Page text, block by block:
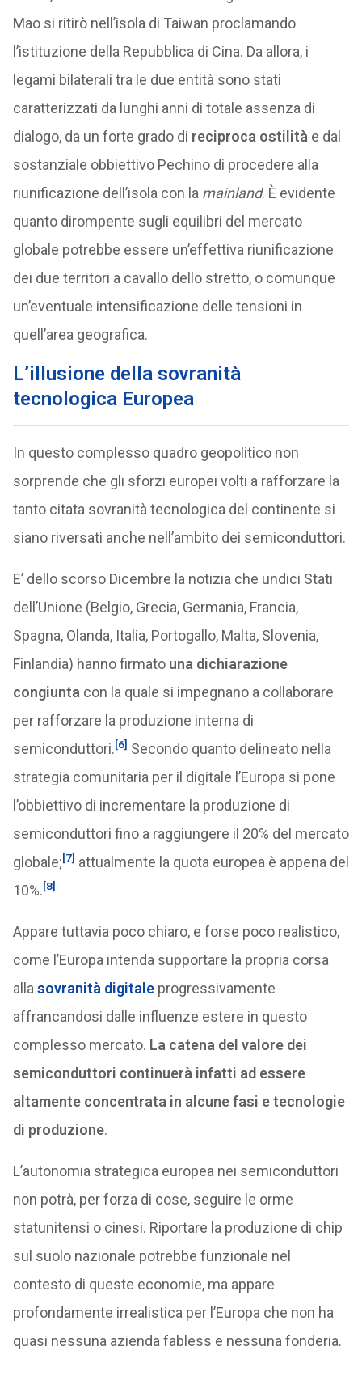
Mao si ritirò nell’isola di Taiwan proclamando
l’istituzione della Repubblica di Cina. Da allora, i
legami bilaterali tra le due entità sono stati
caratterizzati da lunghi anni di totale assenza di
dialogo, da un forte grado di reciproca ostilità e dal
sostanziale obbiettivo Pechino di procedere alla
riunificazione dell’isola con la mainland. È evidente
quanto dirompente sugli equilibri del mercato
globale potrebbe essere un’effettiva riunificazione
dei due territori a cavallo dello stretto, o comunque
un’eventuale intensificazione delle tensioni in
quell’area geografica.
L’illusione della sovranità
tecnologica Europea
In questo complesso quadro geopolitico non
sorprende che gli sforzi europei volti a rafforzare la
tanto citata sovranità tecnologica del continente si
siano riversati anche nell’ambito dei semiconduttori.
E’ dello scorso Dicembre la notizia che undici Stati
dell’Unione (Belgio, Grecia, Germania, Francia,
Spagna, Olanda, Italia, Portogallo, Malta, Slovenia,
Finlandia) hanno firmato una dichiarazione
congiunta con la quale si impegnano a collaborare
per rafforzare la produzione interna di
semiconduttori.[6] Secondo quanto delineato nella
strategia comunitaria per il digitale l’Europa si pone
l’obbiettivo di incrementare la produzione di
semiconduttori fino a raggiungere il 20% del mercato
globale;[7] attualmente la quota europea è appena del
10%.[8]
Appare tuttavia poco chiaro, e forse poco realistico,
come l’Europa intenda supportare la propria corsa
alla sovranità digitaleprogressivamente
affrancandosi dalle influenze estere in questo
complesso mercato. La catena del valore dei
semiconduttori continuerà infatti ad essere
altamente concentrata in alcune fasi e tecnologie
di produzione.
L’autonomia strategica europea nei semiconduttori
non potrà, per forza di cose, seguire le orme
statunitensi o cinesi. Riportare la produzione di chip
sul suolo nazionale potrebbe funzionale nel
contesto di queste economie, ma appare
profondamente irrealistica per l’Europa che non ha
quasi nessuna azienda fabless e nessuna fonderia.